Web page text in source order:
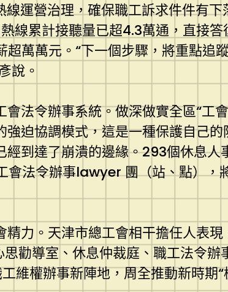
運營治理，確保職工訴求件件有下
線累計接聽量已超4.3萬通，直接
萬萬元。“下一個步驟，將重點追
說。
法令辦事系統。做深做實全區“工
迫協調模式，這是一種保護自己
到達了崩潰的邊緣。293個休息人
法令辦事lawyer 團（站、點），
力。天津市總工會相干擔任人表
勸導室、休息仲裁庭、職工法令辦
維權辦事新陣地，周全推動新時期